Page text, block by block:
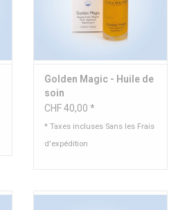
Golden Magic - Huile de
soin
CHF 40,00 *
* Taxes incluses Sans les Frais
d'expédition